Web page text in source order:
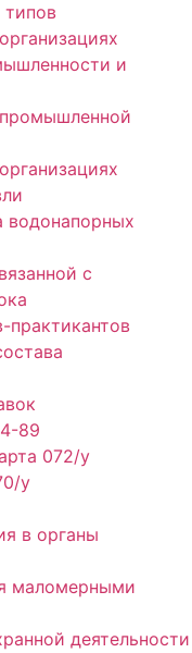
типов
и
с
практикантов
89
072/у
у
в органы
маломерными
деятельности